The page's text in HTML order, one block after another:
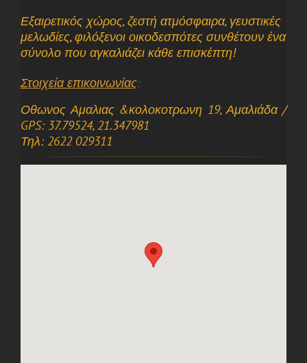
Εξαιρετικός χώρος, ζεστή ατμόσφαιρα, γευστικές
μελωδίες, φιλόξενοι οικοδεσπότες συνθέτουν ένα
σύνολο που αγκαλιάζει κάθε επισκέπτη!
Στοιχεία επικοινωνίας:
Οθωνος Αμαλιας &κολοκοτρωνη 19, Αμαλιάδα /
GPS: 37.79524, 21.347981
Τηλ: 2622 029311